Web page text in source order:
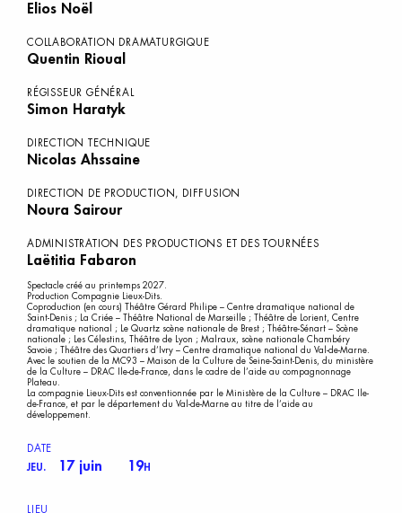
Elios Noël
COLLABORATION DRAMATURGIQUE
Quentin Rioual
RÉGISSEUR GÉNÉRAL
Simon Haratyk
DIRECTION TECHNIQUE
Nicolas Ahssaine
DIRECTION DE PRODUCTION, DIFFUSION
Noura Sairour
ADMINISTRATION DES PRODUCTIONS ET DES TOURNÉES
Laëtitia Fabaron
Spectacle créé au printemps 2027.
Production Compagnie Lieux-Dits.
Coproduction (en cours) Théâtre Gérard Philipe – Centre dramatique national de
Saint-Denis ; La Criée – Théâtre National de Marseille ; Théâtre de Lorient, Centre
dramatique national ; Le Quartz scène nationale de Brest ; Théâtre-Sénart – Scène
nationale ; Les Célestins, Théâtre de Lyon ; Malraux, scène nationale Chambéry
Savoie ; Théâtre des Quartiers d’Ivry – Centre dramatique national du Val-de-Marne.
Avec le soutien de la MC93 – Maison de la Culture de Seine-Saint-Denis, du ministère
de la Culture – DRAC Ile-de-France, dans le cadre de l’aide au compagnonnage
Plateau.
La compagnie Lieux-Dits est conventionnée par le Ministère de la Culture – DRAC Ile-
de-France, et par le département du Val-de-Marne au titre de l’aide au
développement.
DATE
JEU.
17 juin 19H
LIEU